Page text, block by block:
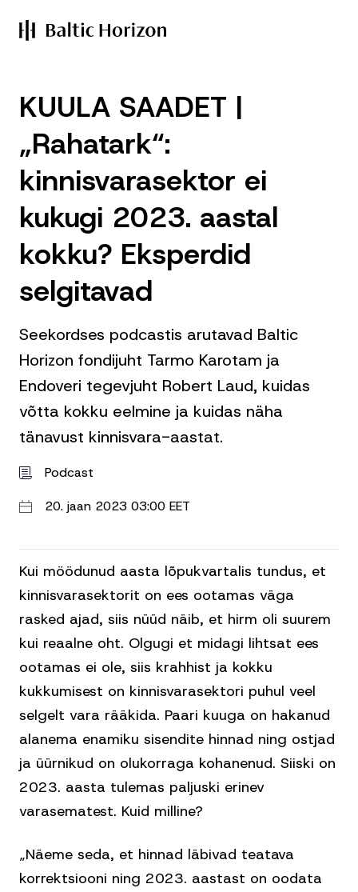
KUULA SAADET |
„Rahatark“:
kinnisvarasektor ei
kukugi 2023. aastal
kokku? Eksperdid
selgitavad
Seekordses podcastis arutavad Baltic
Horizon fondijuht Tarmo Karotam ja
Endoveri tegevjuht Robert Laud, kuidas
võtta kokku eelmine ja kuidas näha
tänavust kinnisvara-aastat.
Podcast
20. jaan 2023 03:00 EET
Kui möödunud aasta lõpukvartalis tundus, et
kinnisvarasektorit on ees ootamas väga
rasked ajad, siis nüüd näib, et hirm oli suurem
kui reaalne oht. Olgugi et midagi lihtsat ees
ootamas ei ole, siis krahhist ja kokku
kukkumisest on kinnisvarasektori puhul veel
selgelt vara rääkida. Paari kuuga on hakanud
alanema enamiku sisendite hinnad ning ostjad
ja üürnikud on olukorraga kohanenud. Siiski on
2023. aasta tulemas paljuski erinev
varasematest. Kuid milline?
„Näeme seda, et hinnad läbivad teatava
korrektsiooni ning 2023. aastast on oodata